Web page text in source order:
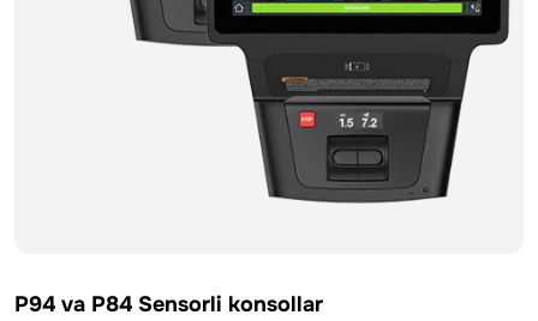
P94 va P84 Sensorli konsollar